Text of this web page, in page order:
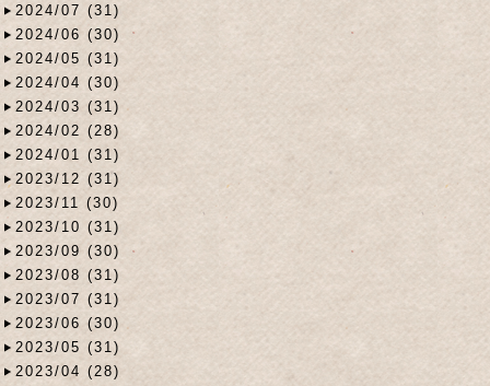
2024/07 (31)
2024/06 (30)
2024/05 (31)
2024/04 (30)
2024/03 (31)
2024/02 (28)
2024/01 (31)
2023/12 (31)
2023/11 (30)
2023/10 (31)
2023/09 (30)
2023/08 (31)
2023/07 (31)
2023/06 (30)
2023/05 (31)
2023/04 (28)